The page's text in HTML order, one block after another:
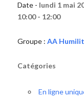
Date - lundi 1 mai
10:00 - 12:00
Groupe : AA
Catégories
En ligne